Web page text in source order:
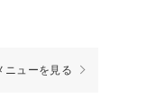
ニューを見る